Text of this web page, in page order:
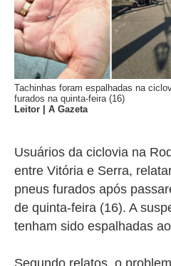
Tachinhas foram espalhadas na
furados na quinta-feira (16)
Leitor | A Gazeta
Usuários da ciclovia na
entre Vitória e Serra,
pneus furados após
de quinta-feira (16). A
tenham sido espalhadas
Segundo relatos, o